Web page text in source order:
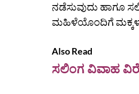
ನಡೆಸುವುದು ಹಾಗೂ
ಮಹಿಳೆಯೊಂದಿಗೆ
Also Read
ಸಲಿಂಗ ವಿವಾಹ